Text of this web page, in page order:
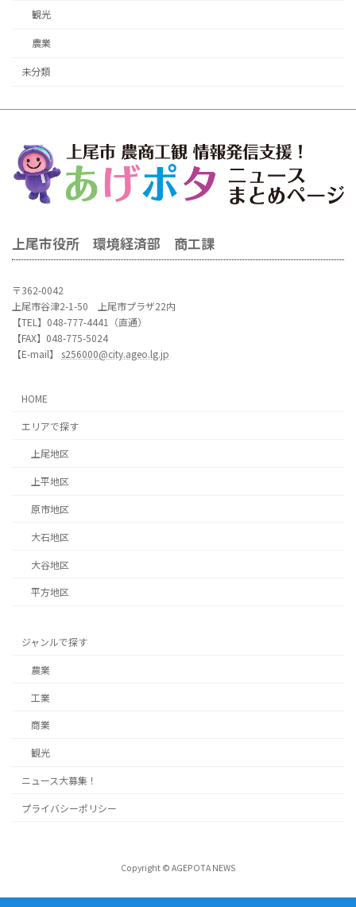
観光
農業
未分類
上尾市役所 環境経済部 商工課
〒362-0042
上尾市谷津2-1-50 上尾市プラザ22内
【TEL】048-777-4441（直通）
【FAX】048-775-5024
【E-mail】 s256000@city.ageo.lg.jp
HOME
エリアで探す
上尾地区
上平地区
原市地区
大石地区
大谷地区
平方地区
ジャンルで探す
農業
工業
商業
観光
ニュース大募集！
プライバシーポリシー
Copyright © AGEPOTA NEWS